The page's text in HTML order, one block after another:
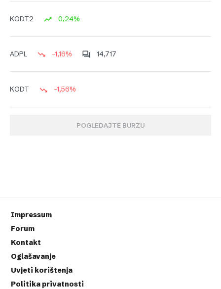
KODT2 0,24%
ADPL -1,16% 14,717
KODT -1,56%
POGLEDAJTE BURZU
Impressum
Forum
Kontakt
Oglašavanje
Uvjeti korištenja
Politika privatnosti